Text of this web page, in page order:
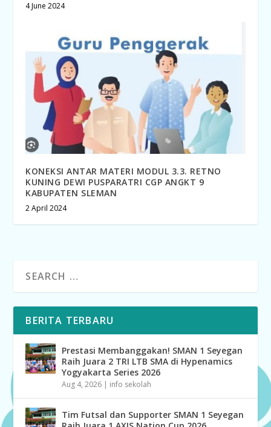
4 June 2024
KONEKSI ANTAR MATERI MODUL 3.3. RETNO
KUNING DEWI PUSPARATRI CGP ANGKT 9
KABUPATEN SLEMAN
2 April 2024
BERITA TERBARU
Prestasi Membanggakan! SMAN 1 Seyegan
Raih Juara 2 TRI LTB SMA di Hypenamics
Yogyakarta Series 2026
Aug 4, 2026 | info sekolah
Tim Futsal dan Supporter SMAN 1 Seyegan